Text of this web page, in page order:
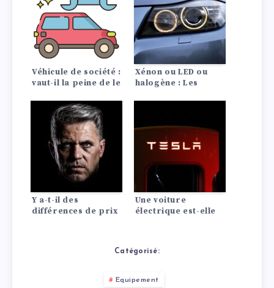
Véhicule de société :
vaut-il la peine de le
l’acheter ?
Xénon ou LED ou
halogène : Les
Y a-t-il des
différences de prix
Une voiture
électrique est-elle
combustion
Catégorisé:
Equipement